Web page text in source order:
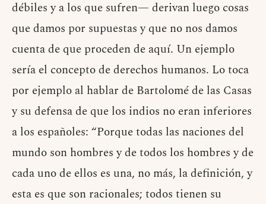
débiles y a los que sufren— derivan luego cosas
que damos por supuestas y que no nos damos
cuenta de que proceden de aquí. Un ejemplo
sería el concepto de derechos humanos. Lo toca
por ejemplo al hablar de Bartolomé de las Casas
y su defensa de que los indios no eran inferiores
a los españoles: “Porque todas las naciones del
mundo son hombres y de todos los hombres y de
cada uno de ellos es una, no más, la definición, y
esta es que son racionales; todos tienen su